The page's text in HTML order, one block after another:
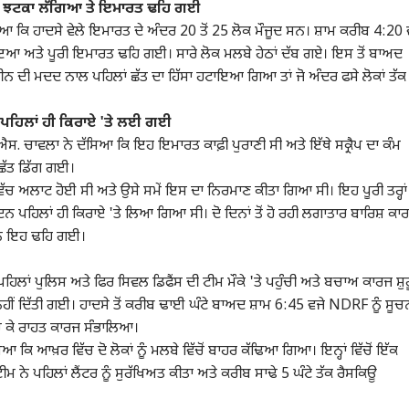
ਲੱਗਿਆ ਤੇ ਇਮਾਰਤ ਢਹਿ ਗਈ
ਕਿ ਹਾਦਸੇ ਵੇਲੇ ਇਮਾਰਤ ਦੇ ਅੰਦਰ 20 ਤੋਂ 25 ਲੋਕ ਮੌਜੂਦ ਸਨ। ਸ਼ਾਮ ਕਰੀਬ 4:20
ਅਤੇ ਪੂਰੀ ਇਮਾਰਤ ਢਹਿ ਗਈ। ਸਾਰੇ ਲੋਕ ਮਲਬੇ ਹੇਠਾਂ ਦੱਬ ਗਏ। ਇਸ ਤੋਂ ਬਾਅਦ
ਦੀ ਮਦਦ ਨਾਲ ਪਹਿਲਾਂ ਛੱਤ ਦਾ ਹਿੱਸਾ ਹਟਾਇਆ ਗਿਆ ਤਾਂ ਜੋ ਅੰਦਰ ਫਸੇ ਲੋਕਾਂ ਤੱਕ
ਹੀ ਕਿਰਾਏ 'ਤੇ ਲਈ ਗਈ
ਚਾਵਲਾ ਨੇ ਦੱਸਿਆ ਕਿ ਇਹ ਇਮਾਰਤ ਕਾਫ਼ੀ ਪੁਰਾਣੀ ਸੀ ਅਤੇ ਇੱਥੇ ਸਕ੍ਰੈਪ ਦਾ ਕੰਮ
ਛੱਤ ਡਿੱਗ ਗਈ।
ਅਲਾਟ ਹੋਈ ਸੀ ਅਤੇ ਉਸੇ ਸਮੇਂ ਇਸ ਦਾ ਨਿਰਮਾਣ ਕੀਤਾ ਗਿਆ ਸੀ। ਇਹ ਪੂਰੀ ਤਰ੍ਹਾਂ
ਹੀ ਕਿਰਾਏ 'ਤੇ ਲਿਆ ਗਿਆ ਸੀ। ਦੋ ਦਿਨਾਂ ਤੋਂ ਹੋ ਰਹੀ ਲਗਾਤਾਰ ਬਾਰਿਸ਼
ਇਹ ਢਹਿ ਗਈ।
ਪੁਲਿਸ ਅਤੇ ਫਿਰ ਸਿਵਲ ਡਿਫੈਂਸ ਦੀ ਟੀਮ ਮੌਕੇ 'ਤੇ ਪਹੁੰਚੀ ਅਤੇ ਬਚਾਅ ਕਾਰਜ
ਦਿੱਤੀ ਗਈ। ਹਾਦਸੇ ਤੋਂ ਕਰੀਬ ਢਾਈ ਘੰਟੇ ਬਾਅਦ ਸ਼ਾਮ 6:45 ਵਜੇ NDRF ਨੂੰ
ਰਾਹਤ ਕਾਰਜ ਸੰਭਾਲਿਆ।
ਕਿ ਆਖ਼ਰ ਵਿੱਚ ਦੋ ਲੋਕਾਂ ਨੂੰ ਮਲਬੇ ਵਿੱਚੋਂ ਬਾਹਰ ਕੱਢਿਆ ਗਿਆ। ਇਨ੍ਹਾਂ ਵਿੱਚੋਂ ਇੱਕ
ਨੇ ਪਹਿਲਾਂ ਲੈਂਟਰ ਨੂੰ ਸੁਰੱਖਿਅਤ ਕੀਤਾ ਅਤੇ ਕਰੀਬ ਸਾਢੇ 5 ਘੰਟੇ ਤੱਕ ਰੈਸਕਿਊ
ਟੌਪ ਰੀਲਜ਼
ਨਾਲ ਕੰਬਿਆ
ਸੇਵਾਮੁਕਤ ਕੈਪਟਨ ਦੀ
ਦਾ ਕਤਲ, ਨੌਕਰਾਣੀ ਨੇ
ਮਿਲ ਇੰਝ ਟਿਕਾਣੇ
ਜਲੰਧਰ
Jalandhar Dentist
Fraud Case : ਸਿੰਗਲ ਬਣ
ਟ੍ਰੈਂਡਿੰਗ
Agra : ਬਿਨਾਂ ਵਿਆਹ ਦੇ
ਪ੍ਰੈਗਨੈਂਟ ਹੋਈ ਬੇਟੀ ,ਪਿਤਾ ਨੇ
ਪੰਜਾਬ
Currency :
ਨੂੰ ਕਦੋਂ ਮਿਲਣਗੇ
ਦੇ ਨੋਟ? RBI
ਪੰਜਾਬ 'ਚ ਸਿਆਸੀ ਘਮਸਾਣ,
ਸਾਬਕਾ CM ਚੰਨੀ ਨੂੰ
ਹਾਈਕਮਾਨ ਨੇ ਲਗਾਈ
ਚਾਰਜ ਲੱਗਿਆ ਤਾਂ ਕਿੰਨੇ ਲੋਕ
ਛੱਡਣਗੇ UPI? ਸਰਵੇ 'ਚ ਵੱਡਾ